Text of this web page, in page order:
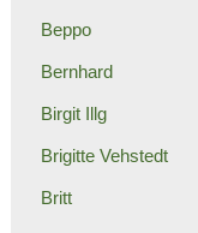
Beppo
Bernhard
Birgit Illg
Brigitte Vehstedt
Britt